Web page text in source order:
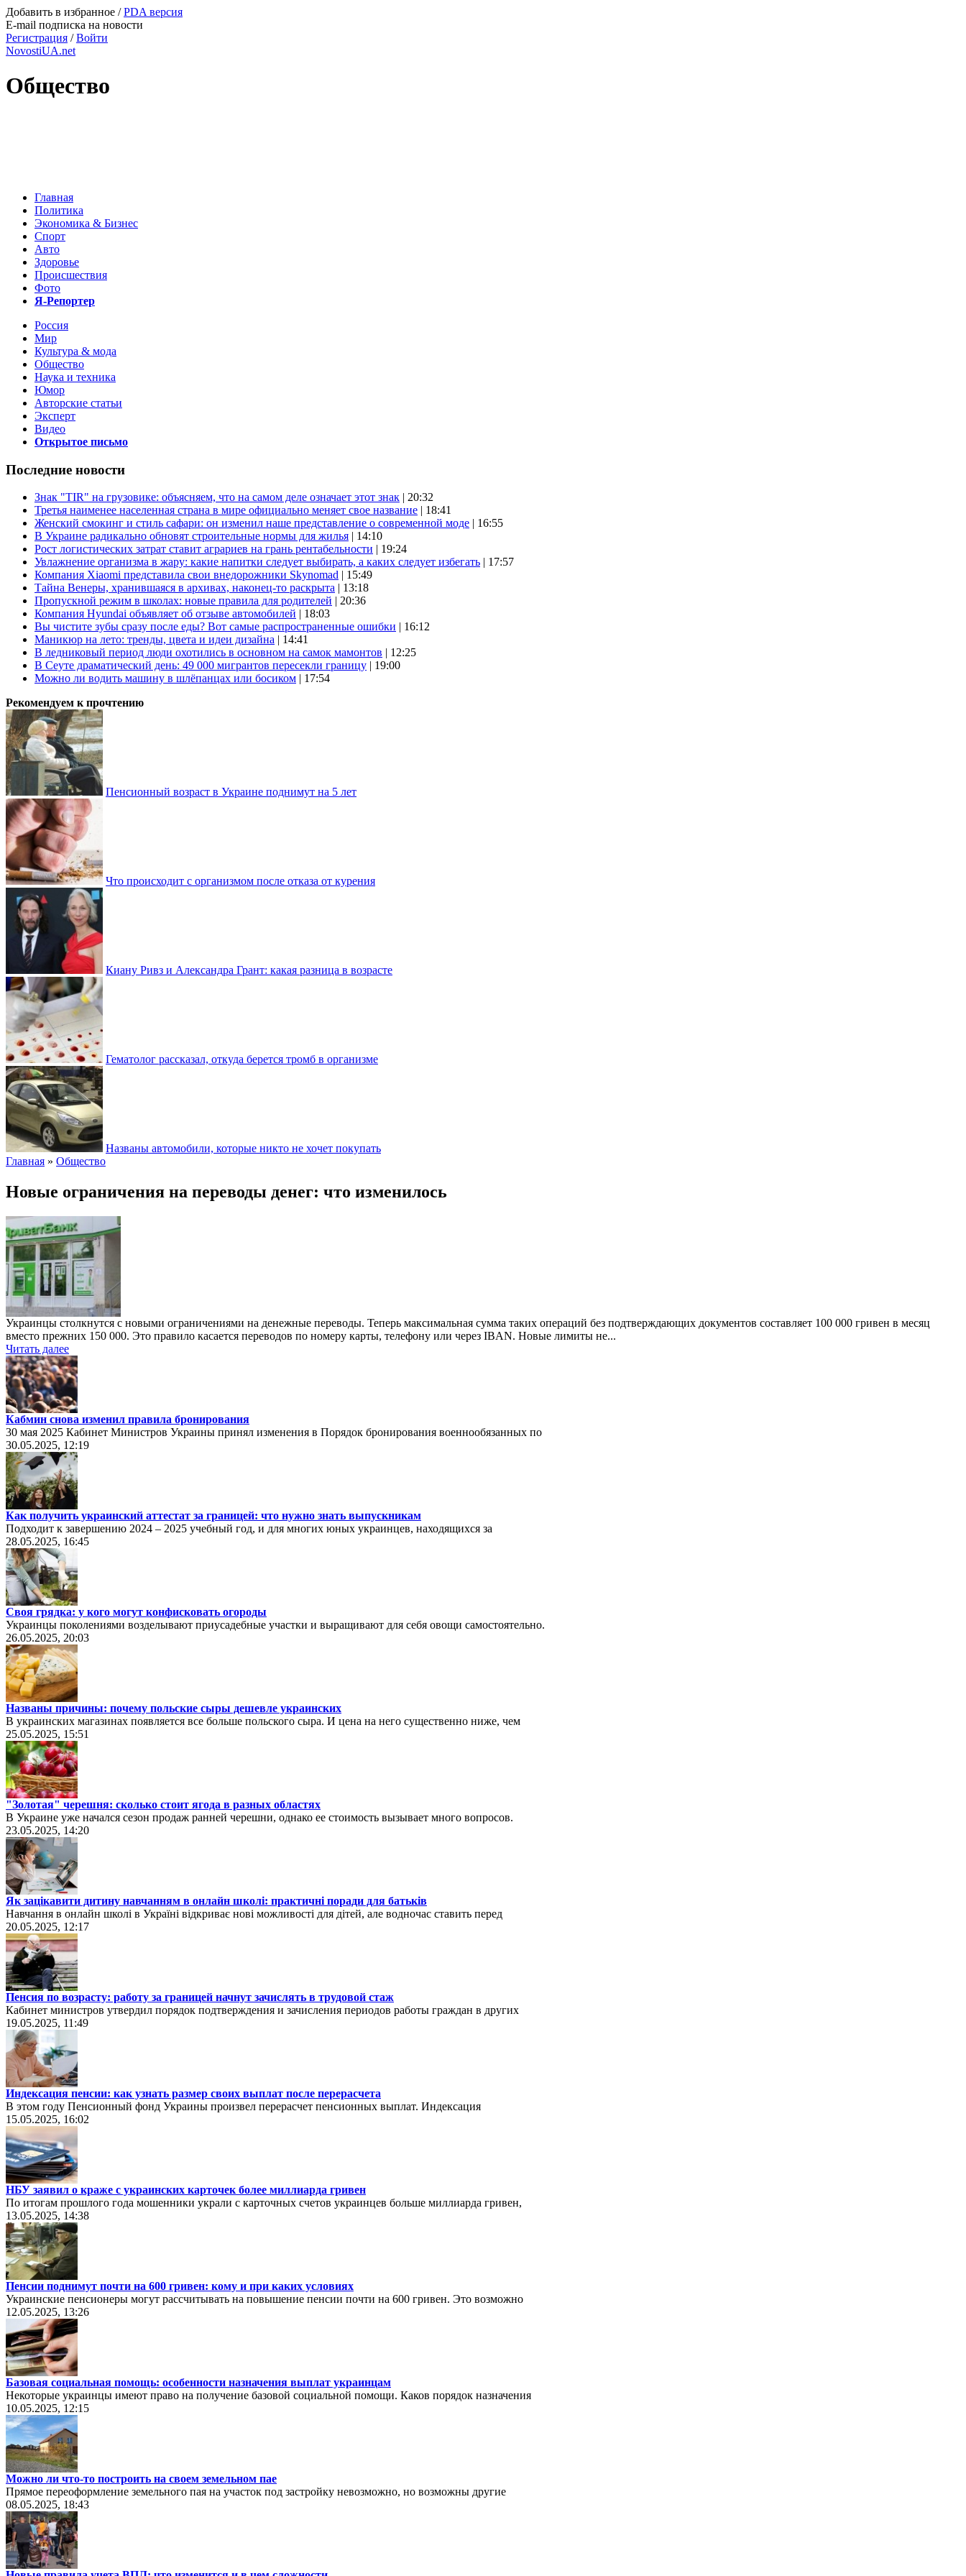
Добавить в избранное /PDA версия
E-mail подписка на новости
Регистрация /Войти
NovostiUA.net
Общество
Главная
Политика
Экономика & Бизнес
Спорт
Авто
Здоровье
Происшествия
Фото
Я-Репортер
Россия
Мир
Культура & мода
Общество
Наука и техника
Юмор
Авторские статьи
Эксперт
Видео
Открытое письмо
Последние новости
Знак "TIR" на грузовике: объясняем, что на самом деле означает этот знак | 20:32
Третья наименее населенная страна в мире официально меняет свое название | 18:41
Женский смокинг и стиль сафари: он изменил наше представление о современной моде | 16:55
В Украине радикально обновят строительные нормы для жилья | 14:10
Рост логистических затрат ставит аграриев на грань рентабельности | 19:24
Увлажнение организма в жару: какие напитки следует выбирать, а каких следует избегать | 17:57
Компания Xiaomi представила свои внедорожники Skynomad | 15:49
Тайна Венеры, хранившаяся в архивах, наконец-то раскрыта | 13:18
Пропускной режим в школах: новые правила для родителей | 20:36
Компания Hyundai объявляет об отзыве автомобилей | 18:03
Вы чистите зубы сразу после еды? Вот самые распространенные ошибки | 16:12
Маникюр на лето: тренды, цвета и идеи дизайна | 14:41
В ледниковый период люди охотились в основном на самок мамонтов | 12:25
В Сеуте драматический день: 49 000 мигрантов пересекли границу | 19:00
Можно ли водить машину в шлёпанцах или босиком | 17:54
Рекомендуем к прочтению
Пенсионный возраст в Украине поднимут на 5 лет
Что происходит с организмом после отказа от курения
Киану Ривз и Александра Грант: какая разница в возрасте
Гематолог рассказал, откуда берется тромб в организме
Названы автомобили, которые никто не хочет покупать
Главная » Общество
Новые ограничения на переводы денег: что изменилось
Украинцы столкнутся с новыми ограничениями на денежные переводы. Теперь максимальная сумма таких операций без подтверждающих документов составляет 100 000 гривен в месяц
вместо прежних 150 000. Это правило касается переводов по номеру карты, телефону или через IBAN. Новые лимиты не...
Читать далее
Кабмин снова изменил правила бронирования
30 мая 2025 Кабинет Министров Украины принял изменения в Порядок бронирования военнообязанных по
30.05.2025, 12:19
Как получить украинский аттестат за границей: что нужно знать выпускникам
Подходит к завершению 2024 – 2025 учебный год, и для многих юных украинцев, находящихся за
28.05.2025, 16:45
Своя грядка: у кого могут конфисковать огороды
Украинцы поколениями возделывают приусадебные участки и выращивают для себя овощи самостоятельно.
26.05.2025, 20:03
Названы причины: почему польские сыры дешевле украинских
В украинских магазинах появляется все больше польского сыра. И цена на него существенно ниже, чем
25.05.2025, 15:51
"Золотая" черешня: сколько стоит ягода в разных областях
В Украине уже начался сезон продаж ранней черешни, однако ее стоимость вызывает много вопросов.
23.05.2025, 14:20
Як зацікавити дитину навчанням в онлайн школі: практичні поради для батьків
Навчання в онлайн школі в Україні відкриває нові можливості для дітей, але водночас ставить перед
20.05.2025, 12:17
Пенсия по возрасту: работу за границей начнут зачислять в трудовой стаж
Кабинет министров утвердил порядок подтверждения и зачисления периодов работы граждан в других
19.05.2025, 11:49
Индексация пенсии: как узнать размер своих выплат после перерасчета
В этом году Пенсионный фонд Украины произвел перерасчет пенсионных выплат. Индексация
15.05.2025, 16:02
НБУ заявил о краже с украинских карточек более миллиарда гривен
По итогам прошлого года мошенники украли с карточных счетов украинцев больше миллиарда гривен,
13.05.2025, 14:38
Пенсии поднимут почти на 600 гривен: кому и при каких условиях
Украинские пенсионеры могут рассчитывать на повышение пенсии почти на 600 гривен. Это возможно
12.05.2025, 13:26
Базовая социальная помощь: особенности назначения выплат украинцам
Некоторые украинцы имеют право на получение базовой социальной помощи. Каков порядок назначения
10.05.2025, 12:15
Можно ли что-то построить на своем земельном пае
Прямое переоформление земельного пая на участок под застройку невозможно, но возможны другие
08.05.2025, 18:43